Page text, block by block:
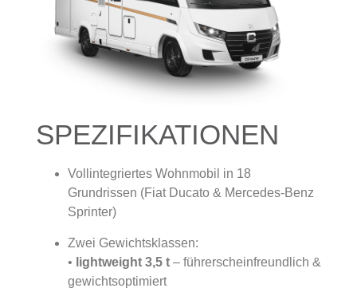
SPEZIFIKATIONEN
Vollintegriertes Wohnmobil in 18
Grundrissen (Fiat Ducato & Mercedes-Benz
Sprinter)
Zwei Gewichtsklassen:
• lightweight 3,5 t – führerscheinfreundlich &
gewichtsoptimiert